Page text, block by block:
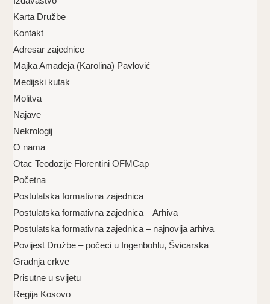
Karta Družbe
Kontakt
Adresar zajednice
Majka Amadeja (Karolina) Pavlović
Medijski kutak
Molitva
Najave
Nekrologij
O nama
Otac Teodozije Florentini OFMCap
Početna
Postulatska formativna zajednica
Postulatska formativna zajednica – Arhiva
Postulatska formativna zajednica – najnovija arhiva
Povijest Družbe – počeci u Ingenbohlu, Švicarska
Gradnja crkve
Prisutne u svijetu
Regija Kosovo